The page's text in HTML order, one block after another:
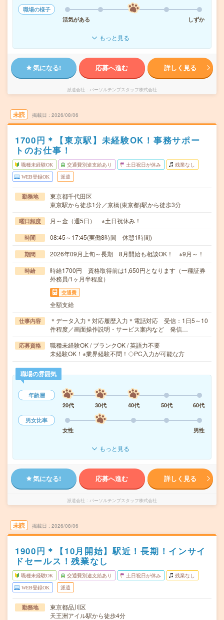
職場の様子
活気がある
しずか
もっと見る
気になる! 応募へ進む 詳しく見る
派遣会社 パーソルテンプスタッフ株式会社
未読 掲載日 2026/08/06
1700円＊【東京駅】未経験OK！事務サポー
トのお仕事！
職種未経験OK 交通費別途支給あり 土日祝日が休み 残業なし
WEB登録OK 派遣
勤務地
東京都千代田区
東京駅から徒歩1分／京橋(東京都)駅から徒歩3分
曜日頻度 月～金（週5日） ※土日祝休み！
時間 08:45～17:45(実働8時間 休憩1時間)
期間 2026年09月上旬～長期 8月開始も相談OK！ ※9月～！
時給
時給1700円 資格取得前は1,650円となります（一種証券
外務員/1ヶ月半程度）
交通費
全額支給
仕事内容
＊データ入力＊対応履歴入力＊電話対応 受信：1日5～10
件程度／画面操作説明・サービス案内など 発信…
応募資格
職種未経験OK / ブランクOK / 英語力不要
未経験OK！※業界経験不問！◇PC入力が可能な方
職場の雰囲気
年齢層
20代
30代 40代 50代
60代
男女比率
女性
男性
もっと見る
気になる! 応募へ進む 詳しく見る
派遣会社 パーソルテンプスタッフ株式会社
未読 掲載日 2026/08/06
1900円＊【10月開始】駅近！長期！インサイ
ドセールス！残業なし
職種未経験OK 交通費別途支給あり 土日祝日が休み 残業なし
WEB登録OK 派遣
勤務地
東京都品川区
天王洲アイル駅から徒歩4分